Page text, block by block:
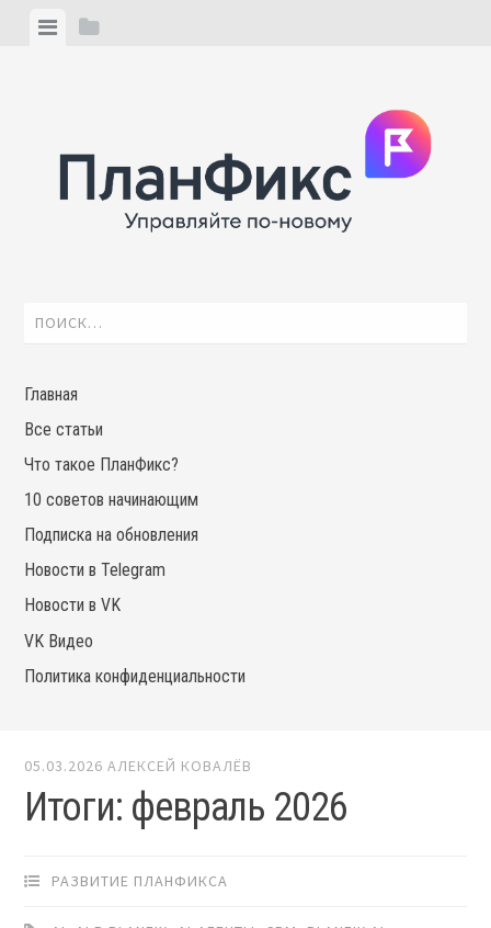
ViewView
Найти:
Главная
Все статьи
Что такое ПланФикс?
10 советов начинающим
Подписка на обновления
Новости в Telegram
Новости в VK
VK Видео
Политика конфиденциальности
05.03.2026 АЛЕКСЕЙ КОВАЛЁВ
Итоги: февраль 2026
РАЗВИТИЕ ПЛАНФИКСА